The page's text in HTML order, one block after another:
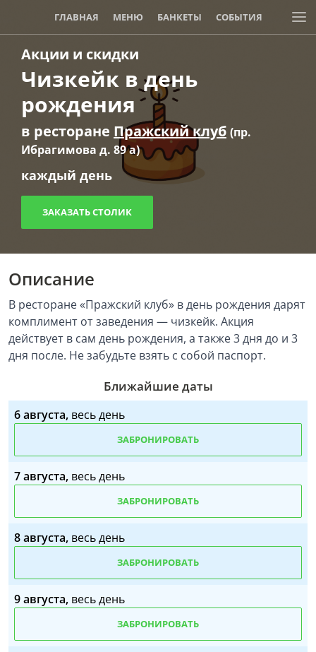
ГЛАВНАЯ МЕНЮ БАНКЕТЫ СОБЫТИЯ
АКЦИИ И СКИДКИ
Акции и скидки
Чизкейк в день
рождения
в ресторане Пражский клуб (пр.
Ибрагимова д. 89 а)
каждый день
ЗАКАЗАТЬ СТОЛИК
Описание
В ресторане «Пражский клуб» в день рождения дарят
комплимент от заведения — чизкейк. Акция
действует в сам день рождения, а также 3 дня до и 3
дня после. Не забудьте взять с собой паспорт.
Ближайшие даты
6 августа, весь день
ЗАБРОНИРОВАТЬ
7 августа, весь день
ЗАБРОНИРОВАТЬ
8 августа, весь день
ЗАБРОНИРОВАТЬ
9 августа, весь день
ЗАБРОНИРОВАТЬ